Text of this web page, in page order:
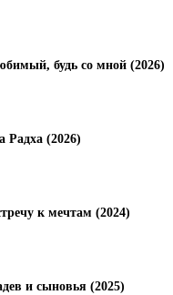
будь со мной (2026)
Радха (2026)
к мечтам (2024)
и сыновья (2025)